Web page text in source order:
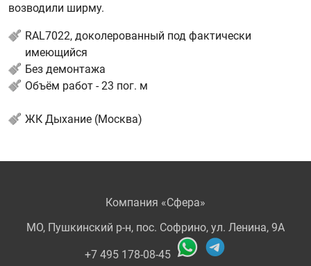
возводили ширму.
RAL7022, доколерованный под фактически
имеющийся
Без демонтажа
Объём работ - 23 пог. м
ЖК Дыхание (Москва)
Компания «Сфера»
МО, Пушкинский р-н, пос. Софрино, ул. Ленина, 9А
+7 495 178-08-45